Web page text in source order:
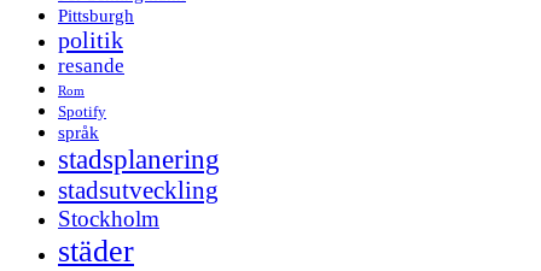
Pittsburgh
politik
resande
Rom
Spotify
språk
stadsplanering
stadsutveckling
Stockholm
städer